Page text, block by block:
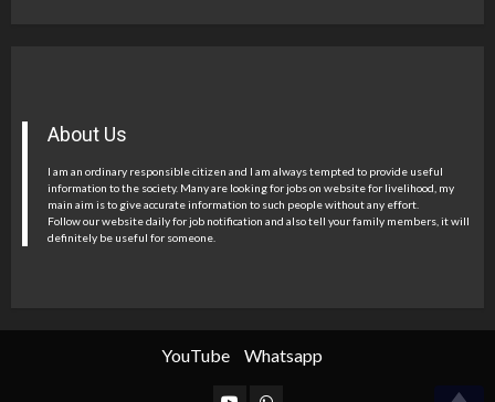
About Us
I am an ordinary responsible citizen and I am always tempted to provide useful
information to the society. Many are looking for jobs on website for livelihood, my
main aim is to give accurate information to such people without any effort.
Follow our website daily for job notification and also tell your family members, it will
definitely be useful for someone.
YouTube Whatsapp